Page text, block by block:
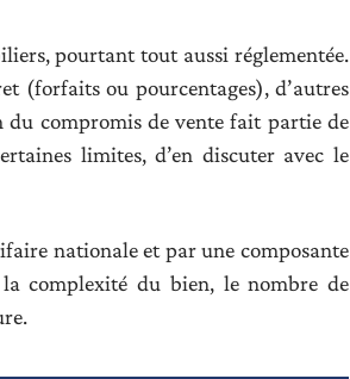
pourtant tout aussi réglementée.
(forfaits ou pourcentages), d’autres
du compromis de vente fait partie de
limites, d’en discuter avec le
nationale et par une composante
complexité du bien, le nombre de